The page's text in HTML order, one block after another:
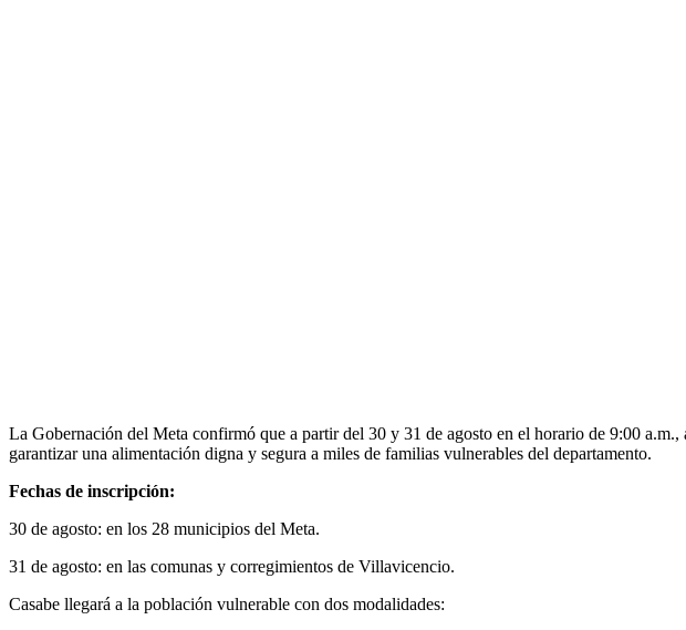
La Gobernación del Meta confirmó que a partir del 30 y 31 de agosto en el horario de 9:00
garantizar una alimentación digna y segura a miles de familias vulnerables del departamento.
Fechas de inscripción:
30 de agosto: en los 28 municipios del Meta.
31 de agosto: en las comunas y corregimientos de Villavicencio.
Casabe llegará a la población vulnerable con dos modalidades: